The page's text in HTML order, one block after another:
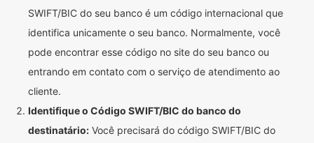
SWIFT/BIC do seu banco é um código internacional que
identifica unicamente o seu banco. Normalmente, você
pode encontrar esse código no site do seu banco ou
entrando em contato com o serviço de atendimento ao
cliente.
Identifique o Código SWIFT/BIC do banco do
destinatário: Você precisará do código SWIFT/BIC do